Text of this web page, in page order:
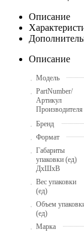
Описание
Описание
Модель
PartNumber/
Артикул
Производителя
Бренд
Формат
Габариты
упаковки (ед)
ДхШхВ
Вес упаковки
(ед)
Объем
(ед)
Марка